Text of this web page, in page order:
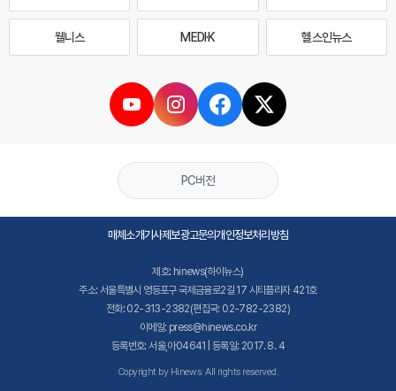
웰니스 MEDI·K 헬스인뉴스
PC버전
매체소개기사제보광고문의개인정보처리방침
제호: hinews(하이뉴스)
주소: 서울특별시 영등포구 국제금융로2길 17 시티플라자 421호
전화: 02-313-2382(편집국: 02-782-2382)
이메일: press@hinews.co.kr
등록번호: 서울,아04641 | 등록일: 2017. 8. 4
Copyright by Hinews. All rights reserved.